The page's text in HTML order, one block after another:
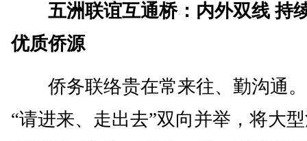
五洲联谊互通桥：内外双线 持
优质侨源
侨务联络贵在常来往、勤沟通。
“请进来、走出去”双向并举，将大